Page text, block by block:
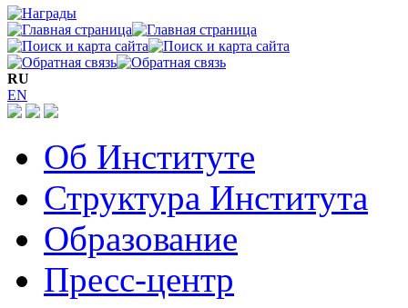
RU
EN
Об Институте
Структура Института
Образование
Пресс-центр